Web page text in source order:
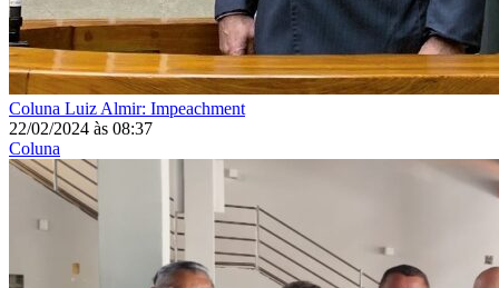
Coluna Luiz Almir: Impeachment
22/02/2024 às 08:37
Coluna